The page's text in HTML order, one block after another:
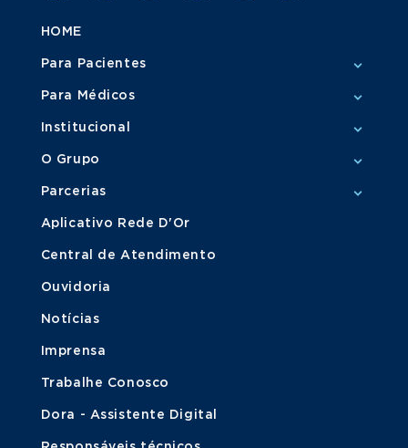
HOME
Para Pacientes
Para Médicos
Institucional
O Grupo
Parcerias
Aplicativo Rede D'Or
Central de Atendimento
Ouvidoria
Notícias
Imprensa
Trabalhe Conosco
Dora - Assistente Digital